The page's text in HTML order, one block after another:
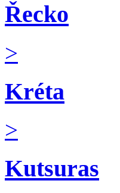
Řecko
>
Kréta
>
Kutsuras